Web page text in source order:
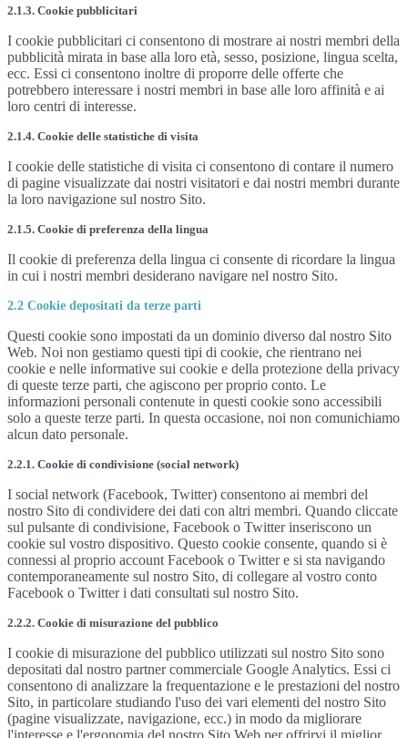
2.1.3. Cookie pubblicitari
I cookie pubblicitari ci consentono di mostrare ai nostri membri della
pubblicità mirata in base alla loro età, sesso, posizione, lingua scelta,
ecc. Essi ci consentono inoltre di proporre delle offerte che
potrebbero interessare i nostri membri in base alle loro affinità e ai
loro centri di interesse.
2.1.4. Cookie delle statistiche di visita
I cookie delle statistiche di visita ci consentono di contare il numero
di pagine visualizzate dai nostri visitatori e dai nostri membri durante
la loro navigazione sul nostro Sito.
2.1.5. Cookie di preferenza della lingua
Il cookie di preferenza della lingua ci consente di ricordare la lingua
in cui i nostri membri desiderano navigare nel nostro Sito.
2.2 Cookie depositati da terze parti
Questi cookie sono impostati da un dominio diverso dal nostro Sito
Web. Noi non gestiamo questi tipi di cookie, che rientrano nei
cookie e nelle informative sui cookie e della protezione della privacy
di queste terze parti, che agiscono per proprio conto. Le
informazioni personali contenute in questi cookie sono accessibili
solo a queste terze parti. In questa occasione, noi non comunichiamo
alcun dato personale.
2.2.1. Cookie di condivisione (social network)
I social network (Facebook, Twitter) consentono ai membri del
nostro Sito di condividere dei dati con altri membri. Quando cliccate
sul pulsante di condivisione, Facebook o Twitter inseriscono un
cookie sul vostro dispositivo. Questo cookie consente, quando si è
connessi al proprio account Facebook o Twitter e si sta navigando
contemporaneamente sul nostro Sito, di collegare al vostro conto
Facebook o Twitter i dati consultati sul nostro Sito.
2.2.2. Cookie di misurazione del pubblico
I cookie di misurazione del pubblico utilizzati sul nostro Sito sono
depositati dal nostro partner commerciale Google Analytics. Essi ci
consentono di analizzare la frequentazione e le prestazioni del nostro
Sito, in particolare studiando l'uso dei vari elementi del nostro Sito
(pagine visualizzate, navigazione, ecc.) in modo da migliorare
l'interesse e l'ergonomia del nostro Sito Web per offrirvi il miglior